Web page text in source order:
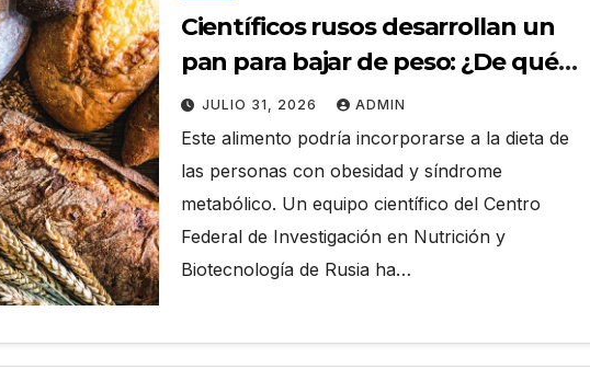
Científicos rusos desarrollan un
pan para bajar de peso: ¿De qué
está hecho?
JULIO 31, 2026 ADMIN
Este alimento podría incorporarse a la dieta de
las personas con obesidad y síndrome
metabólico. Un equipo científico del Centro
Federal de Investigación en Nutrición y
Biotecnología de Rusia ha…